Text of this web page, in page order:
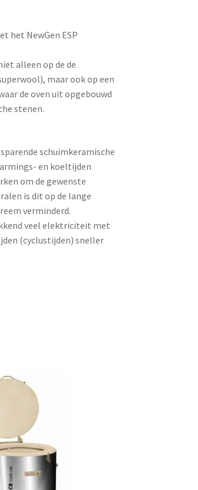
het NewGen ESP
alleen op de de
maar ook op een
de oven uit opgebouwd
stenen.
schuimkeramische
en koeltijden
om de gewenste
is dit op de lange
verminderd.
veel elektriciteit met
(cyclustijden) sneller